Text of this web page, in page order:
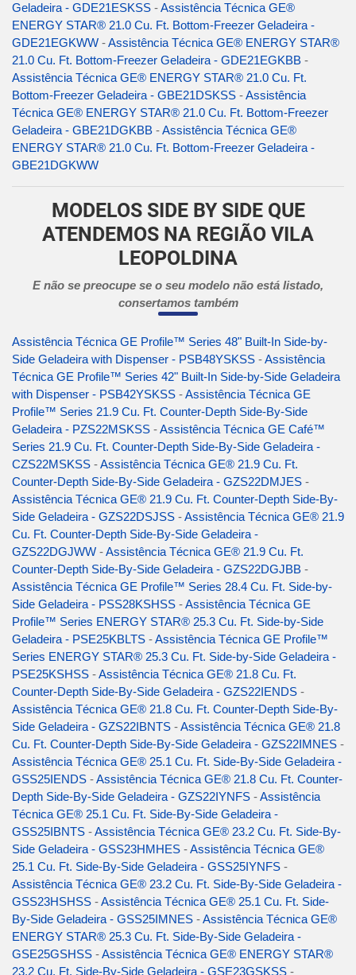
Geladeira - GDE21ESKSS -Assistência Técnica GE®
ENERGY STAR® 21.0 Cu. Ft. Bottom-Freezer Geladeira -
GDE21EGKWW -Assistência Técnica GE® ENERGY STAR®
21.0 Cu. Ft. Bottom-Freezer Geladeira - GDE21EGKBB -
Assistência Técnica GE® ENERGY STAR® 21.0 Cu. Ft.
Bottom-Freezer Geladeira - GBE21DSKSS -Assistência
Técnica GE® ENERGY STAR® 21.0 Cu. Ft. Bottom-Freezer
Geladeira - GBE21DGKBB -Assistência Técnica GE®
ENERGY STAR® 21.0 Cu. Ft. Bottom-Freezer Geladeira -
GBE21DGKWW
MODELOS SIDE BY SIDE QUE
ATENDEMOS NA REGIÃO VILA
LEOPOLDINA
E não se preocupe se o seu modelo não está listado,
consertamos também
Assistência Técnica GE Profile™ Series 48" Built-In Side-by-
Side Geladeira with Dispenser - PSB48YSKSS -Assistência
Técnica GE Profile™ Series 42" Built-In Side-by-Side Geladeira
with Dispenser - PSB42YSKSS -Assistência Técnica GE
Profile™ Series 21.9 Cu. Ft. Counter-Depth Side-By-Side
Geladeira - PZS22MSKSS -Assistência Técnica GE Café™
Series 21.9 Cu. Ft. Counter-Depth Side-By-Side Geladeira -
CZS22MSKSS -Assistência Técnica GE® 21.9 Cu. Ft.
Counter-Depth Side-By-Side Geladeira - GZS22DMJES -
Assistência Técnica GE® 21.9 Cu. Ft. Counter-Depth Side-By-
Side Geladeira - GZS22DSJSS -Assistência Técnica GE® 21.9
Cu. Ft. Counter-Depth Side-By-Side Geladeira -
GZS22DGJWW -Assistência Técnica GE® 21.9 Cu. Ft.
Counter-Depth Side-By-Side Geladeira - GZS22DGJBB -
Assistência Técnica GE Profile™ Series 28.4 Cu. Ft. Side-by-
Side Geladeira - PSS28KSHSS -Assistência Técnica GE
Profile™ Series ENERGY STAR® 25.3 Cu. Ft. Side-by-Side
Geladeira - PSE25KBLTS -Assistência Técnica GE Profile™
Series ENERGY STAR® 25.3 Cu. Ft. Side-by-Side Geladeira -
PSE25KSHSS -Assistência Técnica GE® 21.8 Cu. Ft.
Counter-Depth Side-By-Side Geladeira - GZS22IENDS -
Assistência Técnica GE® 21.8 Cu. Ft. Counter-Depth Side-By-
Side Geladeira - GZS22IBNTS -Assistência Técnica GE® 21.8
Cu. Ft. Counter-Depth Side-By-Side Geladeira - GZS22IMNES -
Assistência Técnica GE® 25.1 Cu. Ft. Side-By-Side Geladeira -
GSS25IENDS -Assistência Técnica GE® 21.8 Cu. Ft. Counter-
Depth Side-By-Side Geladeira - GZS22IYNFS -Assistência
Técnica GE® 25.1 Cu. Ft. Side-By-Side Geladeira -
GSS25IBNTS -Assistência Técnica GE® 23.2 Cu. Ft. Side-By-
Side Geladeira - GSS23HMHES -Assistência Técnica GE®
25.1 Cu. Ft. Side-By-Side Geladeira - GSS25IYNFS -
Assistência Técnica GE® 23.2 Cu. Ft. Side-By-Side Geladeira -
GSS23HSHSS -Assistência Técnica GE® 25.1 Cu. Ft. Side-
By-Side Geladeira - GSS25IMNES -Assistência Técnica GE®
ENERGY STAR® 25.3 Cu. Ft. Side-By-Side Geladeira -
GSE25GSHSS -Assistência Técnica GE® ENERGY STAR®
23.2 Cu. Ft. Side-By-Side Geladeira - GSE23GSKSS -